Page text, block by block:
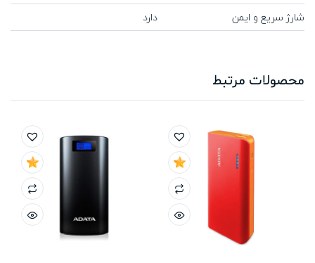
شارژ سریع و ایمن
دارد
محصولات مرتبط